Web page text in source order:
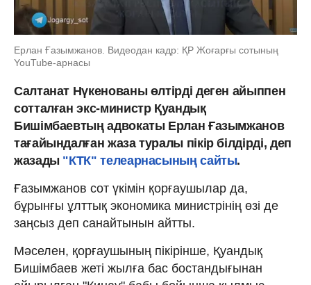
Ерлан Ғазымжанов. Видеодан кадр: ҚР Жоғарғы сотының
YouTube-арнасы
Салтанат Нүкенованы өлтірді деген айыппен
сотталған экс-министр Қуандық
Бишімбаевтың адвокаты Ерлан Ғазымжанов
тағайындалған жаза туралы пікір білдірді, деп
жазады "КТК" телеарнасының сайты.
Ғазымжанов сот үкімін қорғаушылар да,
бұрынғы ұлттық экономика министрінің өзі де
заңсыз деп санайтынын айтты.
Мәселен, қорғаушының пікірінше, Қуандық
Бишімбаев жеті жылға бас бостандығынан